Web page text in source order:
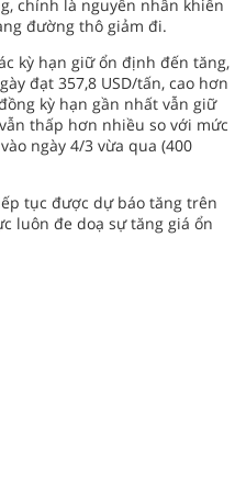
chính là nguyên nhân khiến
đường thô giảm đi.
kỳ hạn giữ ổn định đến tăng,
đạt 357,8 USD/tấn, cao hơn
kỳ hạn gần nhất vẫn giữ
thấp hơn nhiều so với mức
ngày 4/3 vừa qua (400
tục được dự báo tăng trên
luôn đe doạ sự tăng giá ổn